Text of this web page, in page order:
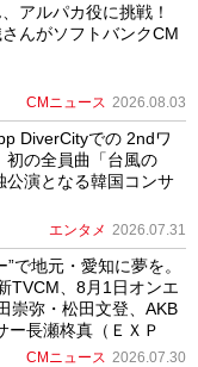
アルパカ役に挑戦！
んがソフトバンクCM
CMニュース 2026.08.03
DiverCityでの 2ndワ
初の全員曲「台風の
公演となる韓国コンサ
エンタメ 2026.07.31
で地元・愛知に夢を。
TVCM、8月1日オンエ
崇弥・松田文登、AKB
ー長瀬柊真（ＥＸＰ
CMニュース 2026.07.30